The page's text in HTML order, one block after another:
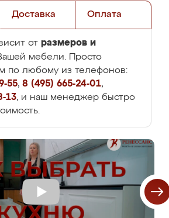
Доставка Оплата
от размеров и
мебели. Просто
по любому из телефонов:
55, 8 (495) 665-24-01,
13, и наш менеджер быстро